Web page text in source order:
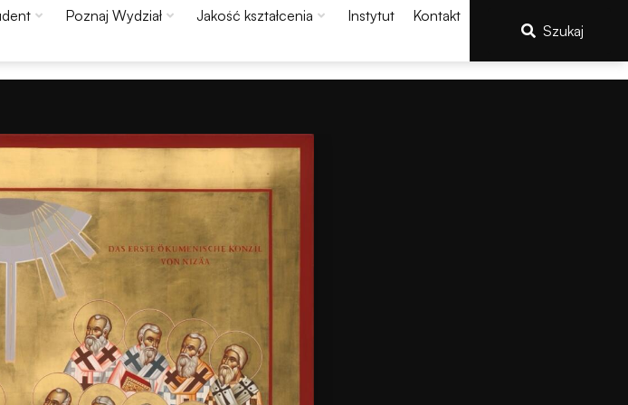
Poznaj Wydział Jakość kształcenia Instytut
Kontakt
Szukaj
Konieczne
Te pliki cookie
nie są
opcjonalne. Są
one potrzebne